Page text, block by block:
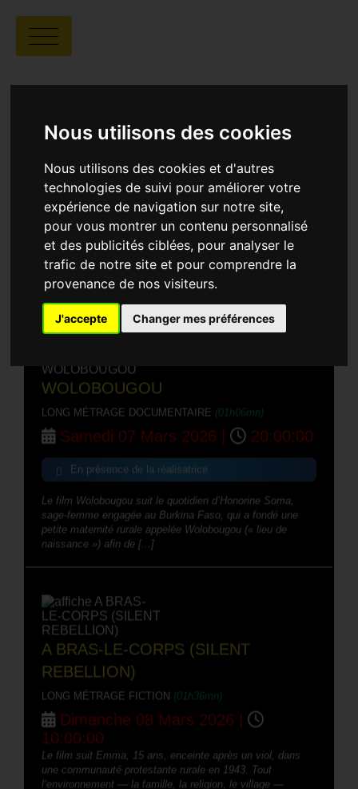
Nous utilisons des cookies
Nous utilisons des cookies et d'autres
technologies de suivi pour améliorer votre
expérience de navigation sur notre site,
pour vous montrer un contenu personnalisé
et des publicités ciblées, pour analyser le
trafic de notre site et pour comprendre la
provenance de nos visiteurs.
J'accepte Changer mes préférences
CINÉMA ESPACE VIVANS
Cinéma Espace Vivans
Rue du
Rousselet, 07140 Les Vans
Programmation
WOLOBOUGOU
LONG MÉTRAGE DOCUMENTAIRE (01h06mn)
Samedi 07 Mars 2026 | 20:00:00
En présence de la réalisatrice
Le film Wolobougou suit le quotidien d’Honorine Soma,
sage-femme engagée au Burkina Faso, qui a fondé une
petite maternité rurale appelée Wolobougou (« lieu de
naissance ») afin de [...]
A BRAS-LE-CORPS (SILENT
REBELLION)
LONG MÉTRAGE FICTION (01h36mn)
Dimanche 08 Mars 2026 |
10:00:00
Le film suit Emma, 15 ans, enceinte après un viol, dans
une communauté protestante rurale en 1943. Tout
l’environnement — la famille, la religion, le village —